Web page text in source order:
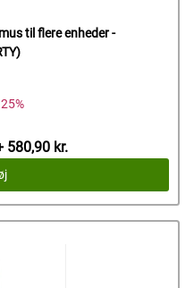
til flere enheder -
580,90 kr.